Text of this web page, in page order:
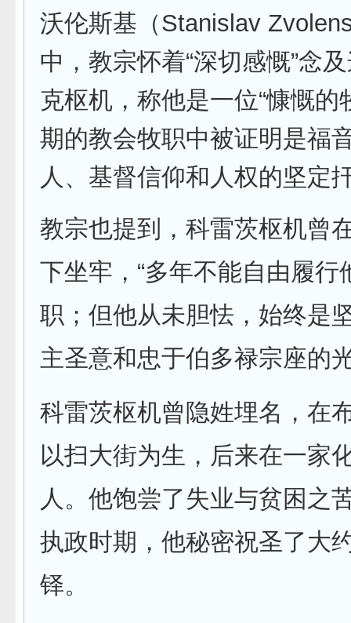
沃伦斯基（Stanislav
中，教宗怀着“深切感慨”念
克枢机，称他是一位“慷慨的
期的教会牧职中被证明是福
人、基督信仰和人权的坚定
教宗也提到，科雷茨枢机曾
下坐牢，“多年不能自由履行
职；但他从未胆怯，始终是
主圣意和忠于伯多禄宗座的
科雷茨枢机曾隐姓埋名，在
以扫大街为生，后来在一家
人。他饱尝了失业与贫困之
执政时期，他秘密祝圣了大
铎。